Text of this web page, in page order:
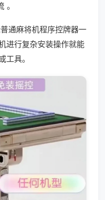
。
通麻将机程序控牌器一
进行复杂安装操作就能
工具。